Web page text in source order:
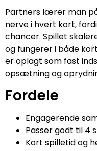
Partners lærer man
nerve i hvert kort,
chancer. Spillet
og fungerer i både
er oplagt som fast
opsætning og
Fordele
Engagerende
Passer godt til 4
Kort spilletid og